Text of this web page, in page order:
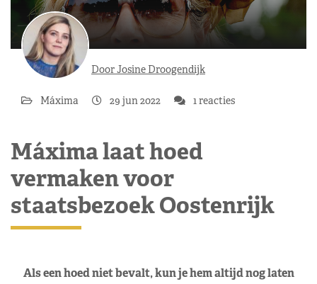
Door Josine Droogendijk
Máxima 29 jun 2022 1 reacties
Máxima laat hoed
vermaken voor
staatsbezoek Oostenrijk
Als een hoed niet bevalt, kun je hem altijd nog laten